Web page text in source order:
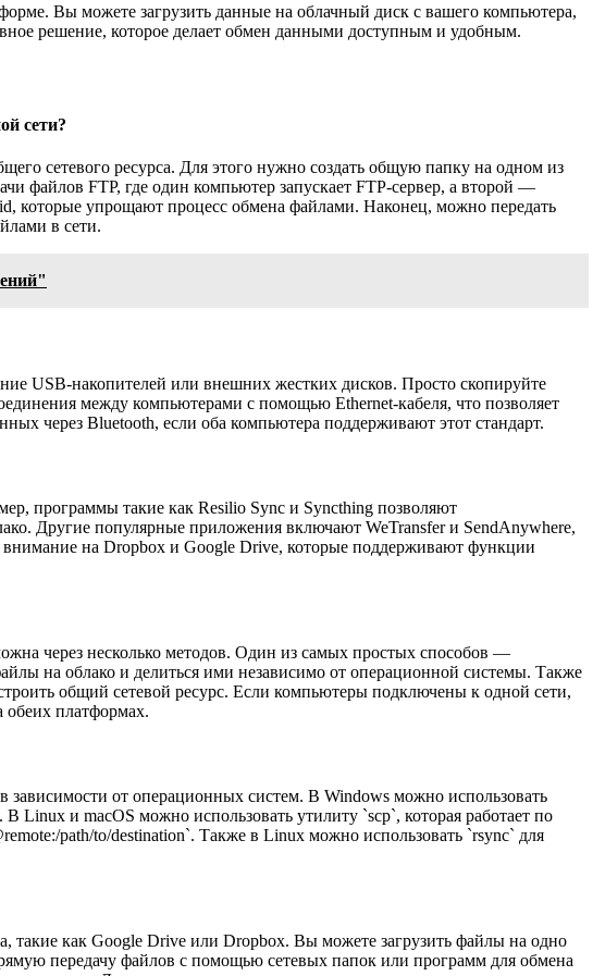
Вы можете загрузить данные на облачный диск с вашего компьютера,
решение, которое делает обмен данными доступным и удобным.
сети?
сетевого ресурса. Для этого нужно создать общую папку на одном из
файлов FTP, где один компьютер запускает FTP-сервер, а второй —
которые упрощают процесс обмена файлами. Наконец, можно передать
в сети.
USB-накопителей или внешних жестких дисков. Просто скопируйте
между компьютерами с помощью Ethernet-кабеля, что позволяет
через Bluetooth, если оба компьютера поддерживают этот стандарт.
программы такие как Resilio Sync и Syncthing позволяют
Другие популярные приложения включают WeTransfer и SendAnywhere,
внимание на Dropbox и Google Drive, которые поддерживают функции
через несколько методов. Один из самых простых способов —
на облако и делиться ими независимо от операционной системы. Также
общий сетевой ресурс. Если компьютеры подключены к одной сети,
обеих платформах.
от операционных систем. В Windows можно использовать
Linux и macOS можно использовать утилиту `scp`, которая работает по
path/to/destination`. Также в Linux можно использовать `rsync` для
как Google Drive или Dropbox. Вы можете загрузить файлы на одно
передачу файлов с помощью сетевых папок или программ для обмена